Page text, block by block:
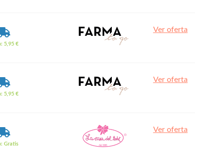
5,95 €
Ver oferta
5,95 €
Ver oferta
Gratis
Ver oferta